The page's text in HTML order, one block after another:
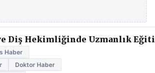
Diş Hekimliğinde Uzmanlık
Haber
Doktor Haber